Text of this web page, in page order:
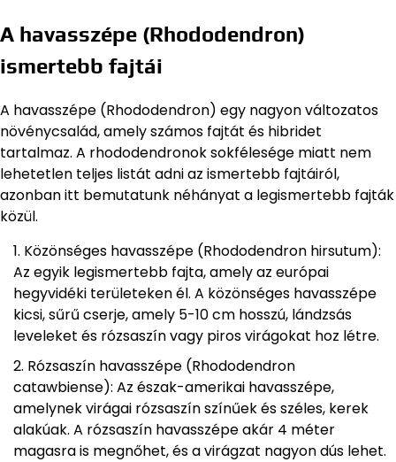
A havasszépe (Rhododendron)
ismertebb fajtái
A havasszépe (Rhododendron) egy nagyon változatos
növénycsalád, amely számos fajtát és hibridet
tartalmaz. A rhododendronok sokfélesége miatt nem
lehetetlen teljes listát adni az ismertebb fajtáiról,
azonban itt bemutatunk néhányat a legismertebb fajták
közül.
Közönséges havasszépe (Rhododendron hirsutum):
Az egyik legismertebb fajta, amely az európai
hegyvidéki területeken él. A közönséges havasszépe
kicsi, sűrű cserje, amely 5-10 cm hosszú, lándzsás
leveleket és rózsaszín vagy piros virágokat hoz létre.
Rózsaszín havasszépe (Rhododendron
catawbiense): Az észak-amerikai havasszépe,
amelynek virágai rózsaszín színűek és széles, kerek
alakúak. A rózsaszín havasszépe akár 4 méter
magasra is megnőhet, és a virágzat nagyon dús lehet.